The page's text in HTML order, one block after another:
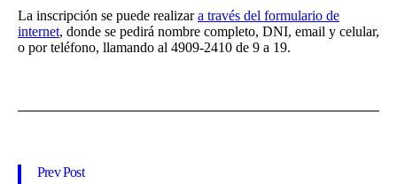
La inscripción se puede realizara través del formulario de
internet, donde se pedirá nombre completo, DNI, email y celular,
o por teléfono, llamando al 4909-2410 de 9 a 19.
Prev Post